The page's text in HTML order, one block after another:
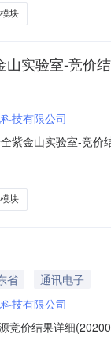
块
山实验室-竞价
技有限公司
紫金山实验室-竞
后14天内送达"安装
块
省
通讯电子
技有限公司
竞价结果详细